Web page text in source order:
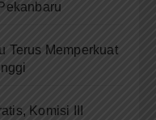
Terus Memperkuat
Komisi III